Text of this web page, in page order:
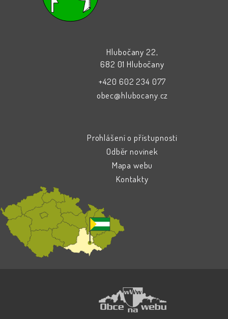
Hlubočany 22,
682 01 Hlubočany
+420 602 234 077
obec@hlubocany.cz
Prohlášení o přístupnosti
Odběr novinek
Mapa webu
Kontakty